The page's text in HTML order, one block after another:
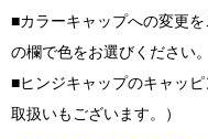
■カラーキャップへの変更
の欄で色をお選びください。
■ヒンジキャップのキャッ
取扱いもございます。）